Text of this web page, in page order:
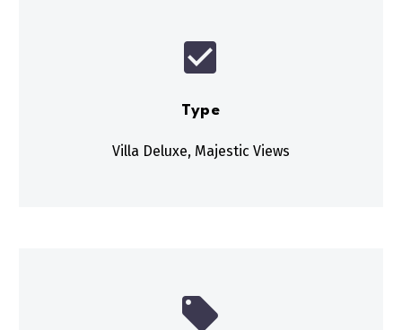


Type
Villa Deluxe, Majestic Views

